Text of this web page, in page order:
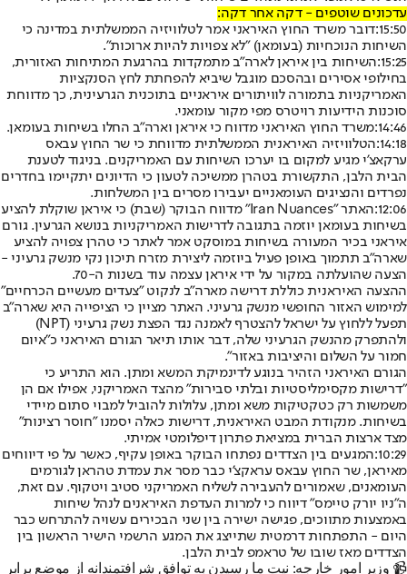
עדכונים שוטפים - דקה אחר דקה:
15:50: דובר משרד החוץ האיראני אמר לטלוויזיה הממשלתית במדינה כי
השיחות הנוכחיות (בעומאן) "לא צפויות להיות ארוכות".
15:25: השיחות בין איראן לארה״ב מתמקדות בהרגעת המתיחות האזורית,
בחילופי אסירים ובהסכם מוגבל שיביא להפחתת לחץ הסנקציות
האמריקניות בתמורה לוויתורים איראניים בתוכנית הגרעינית, כך מדווחת
סוכנות הידיעות רויטרס מפי מקור עומאני.
14:46: משרד החוץ האיראני מדווח כי איראן וארה"ב החלו בשיחות בעומאן.
14:18: הטלוויזיה האיראנית הממשלתית מדווחת כי שר החוץ עבאס
ערקאצ'י מגיע למקום בו יערכו השיחות עם האמריקנים. בניגוד לטענת
הבית הלבן, התקשורת בטהרן ממשיכה לטעון כי הדיונים יתקיימו בחדרים
נפרדים והנציגים העומאניים יעבירו מסרים בין המשלחות.
12:06:
האתר "Iran Nuances" מדווח הבוקר (שבת) כי איראן שוקלת להציע
בשיחות בעומאן יוזמה בתגובה לדרישות האמריקניות בנושא הגרעין. גורם
איראני בכיר המעורה בשיחות במוסקט אמר לאתר כי טהרן צפויה להציע
שארה"ב תתמוך באופן פעיל ביוזמה ליצירת מזרח תיכון נקי מנשק גרעיני -
הצעה שהועלתה במקור על ידי איראן עצמה עוד בשנות ה-70.
ההצעה האיראנית כוללת דרישה מארה"ב לנקוט "צעדים מעשיים הכרחיים"
למימוש האזור החופשי מנשק גרעיני. האתר מציין כי הציפייה היא שארה"ב
תפעל ללחוץ על ישראל להצטרף לאמנה נגד הפצת נשק גרעיני (NPT)
ולהתפרק מהנשק הגרעיני שלה, דבר אותו תיאר הגורם האיראני כ"איום
חמור על השלום והיציבות באזור".
הגורם האיראני הזהיר בנוגע לדינמיקת המשא ומתן. הוא התריע כי
"דרישות מקסימליסטיות ובלתי סבירות" מהצד האמריקני, אפילו אם הן
משמשות רק כטקטיקות משא ומתן, עלולות להוביל למבוי סתום מיידי
בשיחות. מנקודת המבט האיראנית, דרישות כאלה יסמנו "חוסר רצינות"
מצד ארצות הברית במציאת פתרון דיפלומטי אמיתי.
10:29: המגעים בין הצדדים נפתחו הבוקר באופן עקיף, כאשר על פי דיווחים
מאיראן, שר החוץ עבאס עראקצ'י כבר מסר את עמדת טהראן לגורמים
העומאנים, שאמורים להעבירה לשליח האמריקני סטיב ויטקוף. עם זאת,
ה"ניו יורק טיימס" דיווח כי למרות העדפת האיראנים לנהל שיחות
באמצעות מתווכים, פגישה ישירה בין שני הבכירים עשויה להתרחש כבר
היום - התפתחות דרמטית שתייצג את המגע הרשמי הישיר הראשון בין
הצדדים מאז שובו של טראמפ לבית הלבן.
📹 وزیر امور خارجه: نیت ما رسیدن به توافق شرافتمندانه از موضع برابر